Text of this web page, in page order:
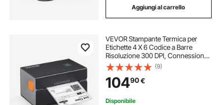
Aggiungi al carrello
VEVOR Stampante Termica per
Etichette 4 X 6 Codice a Barre
Risoluzione 300 DPI, Connessione
USB / Bluetooth, Etichettatrice
Termica 150 mm/s Compatibile a
IOS/Android/Windows/MAC
OS/Linux/Chromebook
(9)
10490€
Disponibile